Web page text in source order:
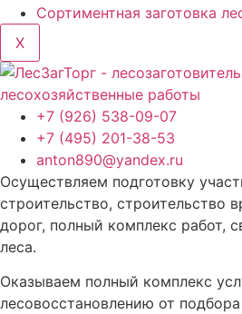
Сортиментная заготовка
X
+7 (926) 538-09-07
+7 (495) 201-38-53
anton890@yandex.ru
Осуществляем подготовку
строительство, строительство
дорог, полный комплекс работ,
леса.
Оказываем полный комплекс
лесовосстановлению от